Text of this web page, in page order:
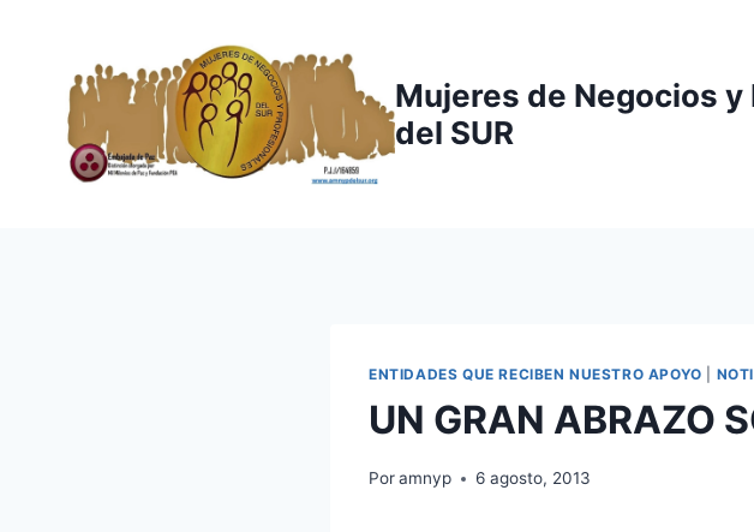
contenido
Mujeres de Negocios
del SUR
ENTIDADES QUE RECIBEN NUESTRO APOYO
UN GRAN ABRAZO
Poramnyp 6 agosto, 2013